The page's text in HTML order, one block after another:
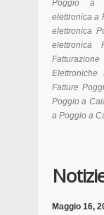
Poggio a
elettronica a
elettronica
elettronica
Elettroniche
Fatture
Poggio a
a Poggio a
Maggio 16,